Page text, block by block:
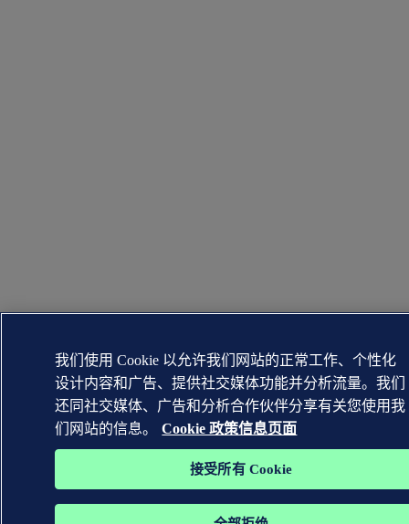
我们使用 Cookie 以允许我们网站的正常工作、个性化
设计内容和广告、提供社交媒体功能并分析流量。我们
还同社交媒体、广告和分析合作伙伴分享有关您使用我
们网站的信息。
Cookie 政策信息页面
接受所有 Cookie